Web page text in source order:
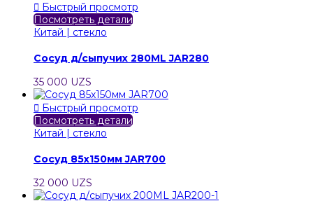
 Быстрый просмотр
Посмотреть детали
Китай | стекло
Сосуд д/сыпучих 280ML JAR280
35 000 UZS
 Быстрый просмотр
Посмотреть детали
Китай | стекло
Сосуд 85х150мм JAR700
32 000 UZS